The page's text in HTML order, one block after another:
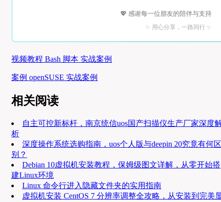
💖 感谢每一位朋友的陪伴与支持
✨ 用心分享，一路同行 ✨
视频教程 Bash 脚本 实战案例
案例 openSUSE 实战案例
相关阅读
自主可控新标杆，南京统信uos国产扫描仪生产厂家深度
析
深度操作系统选购指南，uos个人版与deepin 20究竟有何区
别？
Debian 10虚拟机安装教程，保姆级图文详解，从零开始搭
建Linux环境
Linux 命令行进入隐藏文件夹的实用指南
虚拟机安装 CentOS 7 分辨率调整全攻略，从安装到完美